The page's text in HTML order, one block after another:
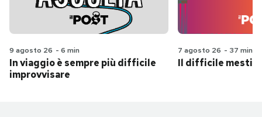
9 agosto 26 - 6 min
In viaggio è sempre più difficile
improvvisare
7 agosto 26 - 37 min
Il difficile